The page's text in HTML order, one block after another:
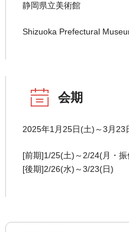
静岡県立美術館
Shizuoka Prefectural
会期
2025年1月25日(土)～3月23
[前期]1/25(土)～2/24(月・振
[後期]2/26(水)～3/23(日)